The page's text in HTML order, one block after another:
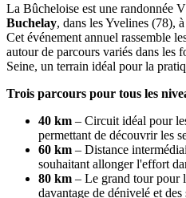
La Bûcheloise est une randonnée
Buchelay, dans les Yvelines (78),
Cet événement annuel rassemble
autour de parcours variés dans les
Seine, un terrain idéal pour la
Trois parcours pour tous les
40 km – Circuit idéal pour
permettant de découvrir les
60 km – Distance
souhaitant allonger l'effort
80 km – Le grand tour pour
davantage de dénivelé et